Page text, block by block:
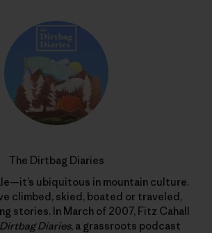
The Dirtbag Diaries
ubiquitous in mountain culture.
climbed, skied, boated or traveled,
stories. In March of 2007, Fitz Cahall
Diaries, a grassroots podcast